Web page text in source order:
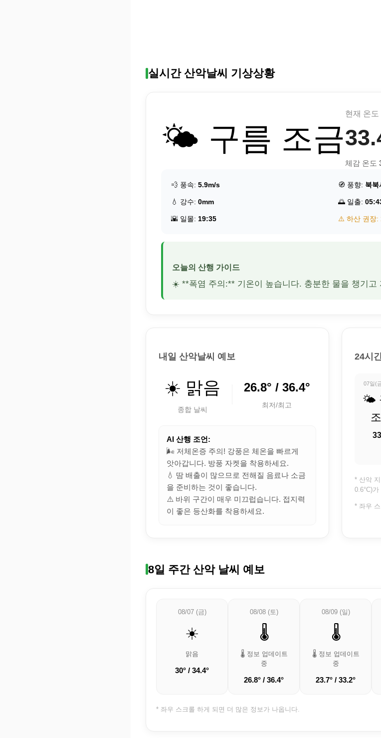
실시간 산악날씨 기상상황
🌤️ 구름 조금
현재 온도
체감 온도
💨 풍속: 5.9m/s 🧭 풍향: 북북
💧 강수: 0mm 🌅 일출:
🌇 일몰: 19:35 ⚠️ 하산 권장:
오늘의 산행 가이드
☀️ **폭염 주의:** 기온이 높습니다. 충분한 물을 챙기고
내일 산악날씨 예보
☀️ 맑음
종합 날씨
26.8° / 36.4°
최저/최고
AI 산행 조언:
🌬️ 저체온증 주의! 강풍은 체온을 빠르게
앗아갑니다. 방풍 자켓을 착용하세요.
💧 땀 배출이 많으므로 전해질 음료나 소금
을 준비하는 것이 좋습니다.
⚠️ 바위 구간이 매우 미끄럽습니다. 접지력
이 좋은 등산화를 착용하세요.
24시
07일(
🌤️
* 산악
0.6°C)
* 좌우
8일 주간 산악 날씨 예보
08/07 (금)
☀️
맑음
30° / 34.4°
08/08 (토)
🌡️
🌡️ 정보 업데이트
중
26.8° / 36.4°
08/09 (일)
🌡️
🌡️ 정보 업데이트
중
23.7° / 33.2°
* 좌우 스크롤 하게 되면 더 많은 정보가 나옵니다.